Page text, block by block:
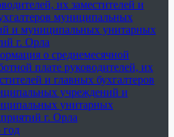
их заместителей и
муниципальных
и муниципальных унитарных
г. Орла
о среднемесячной
плате руководителей, их
и главных бухгалтеров
учреждений и
унитарных
г. Орла
год